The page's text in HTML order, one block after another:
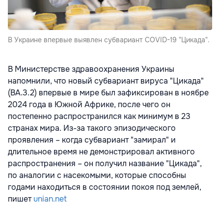
В Украине впервые выявлен субвариант COVID-19 "Цикада".
В Министерстве здравоохранения Украины
напомнили, что новый субвариант вируса "Цикада"
(BA.3.2) впервые в мире был зафиксирован в ноябре
2024 года в Южной Африке, после чего он
постепенно распространился как минимум в 23
странах мира. Из-за такого эпизодического
проявления – когда субвариант "замирал" и
длительное время не демонстрировал активного
распространения – он получил название "Цикада",
по аналогии с насекомыми, которые способны
годами находиться в состоянии покоя под землей,
пишетunian.net